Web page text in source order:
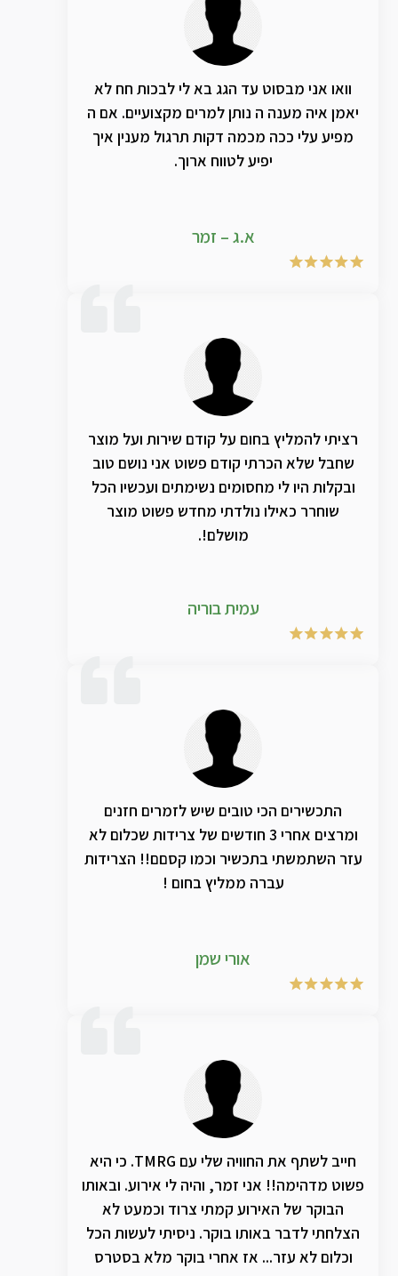
וואו אני מבסוט עד הגג בא לי לבכות חח לא
יאמן איה מענה ה נותן למרים מקצועיים. אם ה
מפיע עלי ככה מכמה דקות תרגול מענין איך
יפיע לטווח ארוך.
א.ג – זמר
רציתי להמליץ בחום על קודם שירות ועל מוצר
שחבל שלא הכרתי קודם פשוט אני נושם טוב
ובקלות היו לי מחסומים נשימתים ועכשיו הכל
שוחרר כאילו נולדתי מחדש פשוט מוצר
מושלם!.
עמית בוריה
התכשירים הכי טובים שיש לזמרים חזנים
ומרצים אחרי 3 חודשים של צרידות שכלום לא
עזר השתמשתי בתכשיר וכמו קסםם!! הצרידות
עברה ממליץ בחום !
אורי שמן
חייב לשתף את החוויה שלי עם TMRG. כי היא
פשוט מדהימה!! אני זמר, והיה לי אירוע. ובאותו
הבוקר של האירוע קמתי צרוד וכמעט לא
הצלחתי לדבר באותו בוקר. ניסיתי לעשות הכל
וכלום לא עזר... אז אחרי בוקר מלא בסטרס